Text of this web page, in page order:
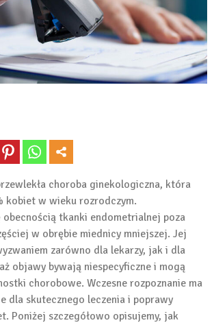
choroba ginekologiczna, która
kobiet w wieku rozrodczym.
obecnością tkanki endometrialnej poza
w obrębie miednicy mniejszej. Jej
zarówno dla lekarzy, jak i dla
objawy bywają niespecyficzne i mogą
chorobowe. Wczesne rozpoznanie ma
dla skutecznego leczenia i poprawy
Poniżej szczegółowo opisujemy, jak